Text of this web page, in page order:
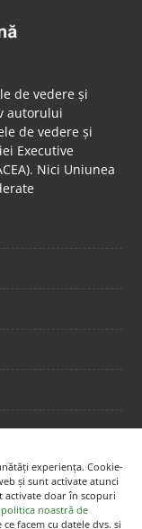
experiența. Cookie-
și sunt activate atunci
activate doar în scopuri
politica noastră de
facem cu datele dvs. și
de vedere și
autorului
de vedere și
Executive
Nici Uniunea